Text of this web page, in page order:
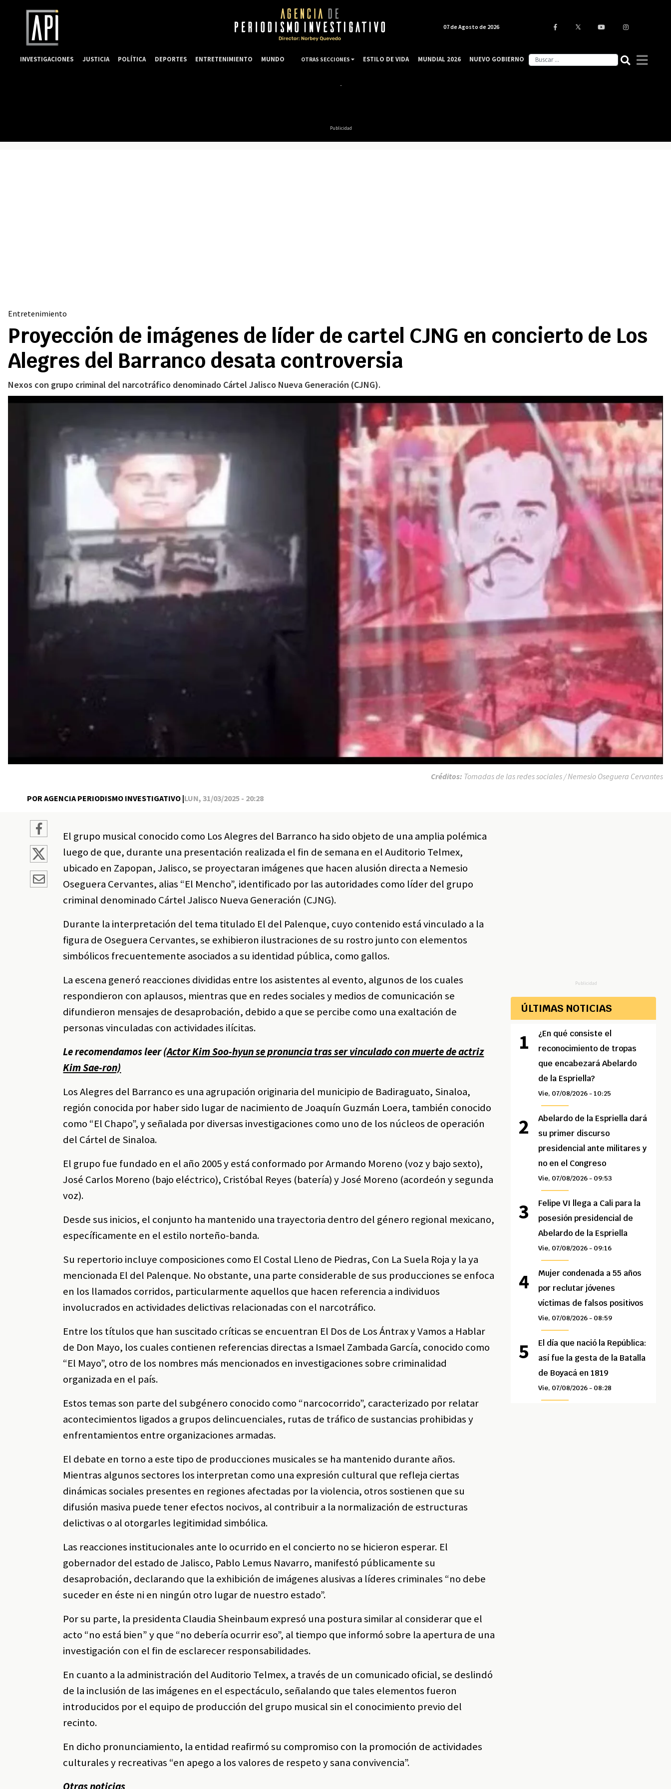
Publicidad
Entretenimiento
Proyección de imágenes de líder de cartel CJNG en concierto de Los
Alegres del Barranco desata controversia
Nexos con grupo criminal del narcotráfico denominado Cártel Jalisco Nueva Generación (CJNG).
POR AGENCIA PERIODISMO INVESTIGATIVO |LUN, 31/03/2025 - 20:28
Créditos: Tomadas de las redes sociales / Nemesio Oseguera Cervantes
El grupo musical conocido como Los Alegres del Barranco ha sido objeto de una amplia polémica
luego de que, durante una presentación realizada el fin de semana en el Auditorio Telmex,
ubicado en Zapopan, Jalisco, se proyectaran imágenes que hacen alusión directa a Nemesio
Oseguera Cervantes, alias “El Mencho”, identificado por las autoridades como líder del grupo
criminal denominado Cártel Jalisco Nueva Generación (CJNG).
Durante la interpretación del tema titulado El del Palenque, cuyo contenido está vinculado a la
figura de Oseguera Cervantes, se exhibieron ilustraciones de su rostro junto con elementos
simbólicos frecuentemente asociados a su identidad pública, como gallos.
La escena generó reacciones divididas entre los asistentes al evento, algunos de los cuales
respondieron con aplausos, mientras que en redes sociales y medios de comunicación se
difundieron mensajes de desaprobación, debido a que se percibe como una exaltación de
personas vinculadas con actividades ilícitas.
Le recomendamos leer(Actor Kim Soo-hyun se pronuncia tras ser vinculado con muerte de actriz
Kim Sae-ron)
Los Alegres del Barranco es una agrupación originaria del municipio de Badiraguato, Sinaloa,
región conocida por haber sido lugar de nacimiento de Joaquín Guzmán Loera, también conocido
como “El Chapo”, y señalada por diversas investigaciones como uno de los núcleos de operación
del Cártel de Sinaloa.
El grupo fue fundado en el año 2005 y está conformado por Armando Moreno (voz y bajo sexto),
José Carlos Moreno (bajo eléctrico), Cristóbal Reyes (batería) y José Moreno (acordeón y segunda
voz).
Desde sus inicios, el conjunto ha mantenido una trayectoria dentro del género regional mexicano,
específicamente en el estilo norteño-banda.
Su repertorio incluye composiciones como El Costal Lleno de Piedras, Con La Suela Roja y la ya
mencionada El del Palenque. No obstante, una parte considerable de sus producciones se enfoca
en los llamados corridos, particularmente aquellos que hacen referencia a individuos
involucrados en actividades delictivas relacionadas con el narcotráfico.
Entre los títulos que han suscitado críticas se encuentran El Dos de Los Ántrax y Vamos a Hablar
de Don Mayo, los cuales contienen referencias directas a Ismael Zambada García, conocido como
“El Mayo”, otro de los nombres más mencionados en investigaciones sobre criminalidad
organizada en el país.
Estos temas son parte del subgénero conocido como “narcocorrido”, caracterizado por relatar
acontecimientos ligados a grupos delincuenciales, rutas de tráfico de sustancias prohibidas y
enfrentamientos entre organizaciones armadas.
El debate en torno a este tipo de producciones musicales se ha mantenido durante años.
Mientras algunos sectores los interpretan como una expresión cultural que refleja ciertas
dinámicas sociales presentes en regiones afectadas por la violencia, otros sostienen que su
difusión masiva puede tener efectos nocivos, al contribuir a la normalización de estructuras
delictivas o al otorgarles legitimidad simbólica.
Las reacciones institucionales ante lo ocurrido en el concierto no se hicieron esperar. El
gobernador del estado de Jalisco, Pablo Lemus Navarro, manifestó públicamente su
desaprobación, declarando que la exhibición de imágenes alusivas a líderes criminales “no debe
suceder en éste ni en ningún otro lugar de nuestro estado”.
Por su parte, la presidenta Claudia Sheinbaum expresó una postura similar al considerar que el
acto “no está bien” y que “no debería ocurrir eso”, al tiempo que informó sobre la apertura de una
investigación con el fin de esclarecer responsabilidades.
En cuanto a la administración del Auditorio Telmex, a través de un comunicado oficial, se deslindó
de la inclusión de las imágenes en el espectáculo, señalando que tales elementos fueron
introducidos por el equipo de producción del grupo musical sin el conocimiento previo del
recinto.
En dicho pronunciamiento, la entidad reafirmó su compromiso con la promoción de actividades
culturales y recreativas “en apego a los valores de respeto y sana convivencia”.
Publicidad
ÚLTIMAS NOTICIAS
¿En qué consiste el
reconocimiento de tropas
que encabezará Abelardo
de la Espriella?
Vie, 07/08/2026 - 10:25
Abelardo de la Espriella dará
su primer discurso
presidencial ante militares y
no en el Congreso
Vie, 07/08/2026 - 09:53
Felipe VI llega a Cali para la
posesión presidencial de
Abelardo de la Espriella
Vie, 07/08/2026 - 09:16
Mujer condenada a 55 años
por reclutar jóvenes
víctimas de falsos positivos
Vie, 07/08/2026 - 08:59
El día que nació la República:
así fue la gesta de la Batalla
de Boyacá en 1819
Vie, 07/08/2026 - 08:28
07 de Agosto de 2026
INVESTIGACIONES JUSTICIA POLÍTICA DEPORTES ENTRETENIMIENTO MUNDO OTRAS SECCIONES ESTILO DE VIDA MUNDIAL 2026 NUEVO GOBIERNO